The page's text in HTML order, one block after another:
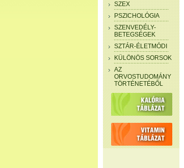
SZEX
PSZICHOLÓGIA
SZENVEDÉLY-
BETEGSÉGEK
SZTÁR-ÉLETMÓDI
KÜLÖNÖS SORSOK
AZ
ORVOSTUDOMÁNY
TÖRTÉNETÉBŐL